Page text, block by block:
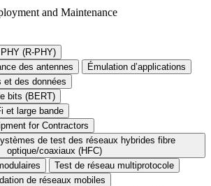
(R-PHY)
des antennes
Émulation d’applications
et des données
bits (BERT)
et large bande
for Contractors
de test des réseaux hybrides fibre
optique/coaxiaux (HFC)
Test de réseau multiprotocole
de réseaux mobiles